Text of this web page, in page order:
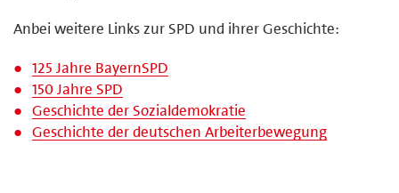
Anbei weitere Links zur SPD und ihrer Geschichte:
125 Jahre BayernSPD
150 Jahre SPD
Geschichte der Sozialdemokratie
Geschichte der deutschen Arbeiterbewegung